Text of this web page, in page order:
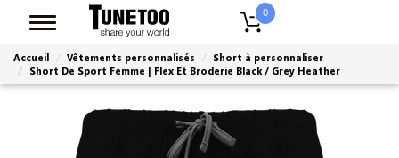
0
Accueil Vêtements personnalisés
Short à personnaliser
Short De Sport Femme | Flex Et Broderie Black / Grey Heather